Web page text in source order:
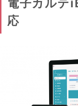
電子カルテ
応